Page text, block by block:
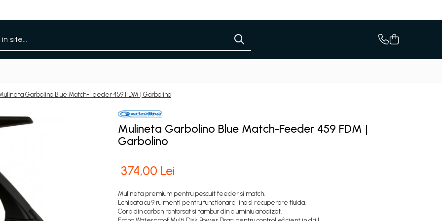
Garbolino Blue Match-Feeder 459 FDM | Garbolino
Mulineta Garbolino Blue Match-Feeder 459 FDM |
Garbolino
374,00 Lei
Mulineta premium pentru pescuit feeder si match.
Echipata cu 9 rulmenti pentru functionare lina si recuperare fluida.
Corp din carbon ranforsat si tambur din aluminiu anodizat.